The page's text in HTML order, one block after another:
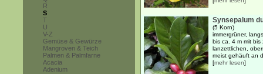
R
S
T
U
V-Z
Gemüse & Gewürze
Mangroven & Teich
Palmen & Palmfarne
Acacia
Adenium
Synsepalum
(5 Korn)
immergrüner,
bis ca. 4 m mit
lanzettlichen,
meist gehäuft an
[mehr lesen]